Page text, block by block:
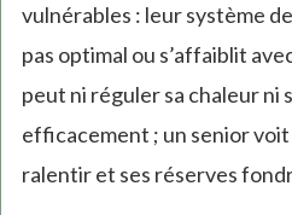
vulnérables : leur système
pas optimal ou s’affaiblit
peut ni réguler sa chaleur ni
efficacement ; un senior
ralentir et ses réserves